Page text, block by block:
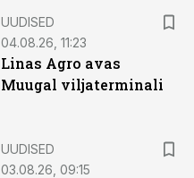
UUDISED
04.08.26, 11:23
Linas Agro avas
Muugal viljaterminali
UUDISED
03.08.26, 09:15